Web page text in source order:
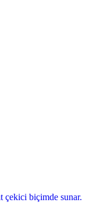
çekici biçimde sunar.